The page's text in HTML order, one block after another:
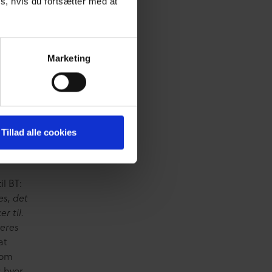
Marketing
Tillad alle cookies
BT:
det
til.